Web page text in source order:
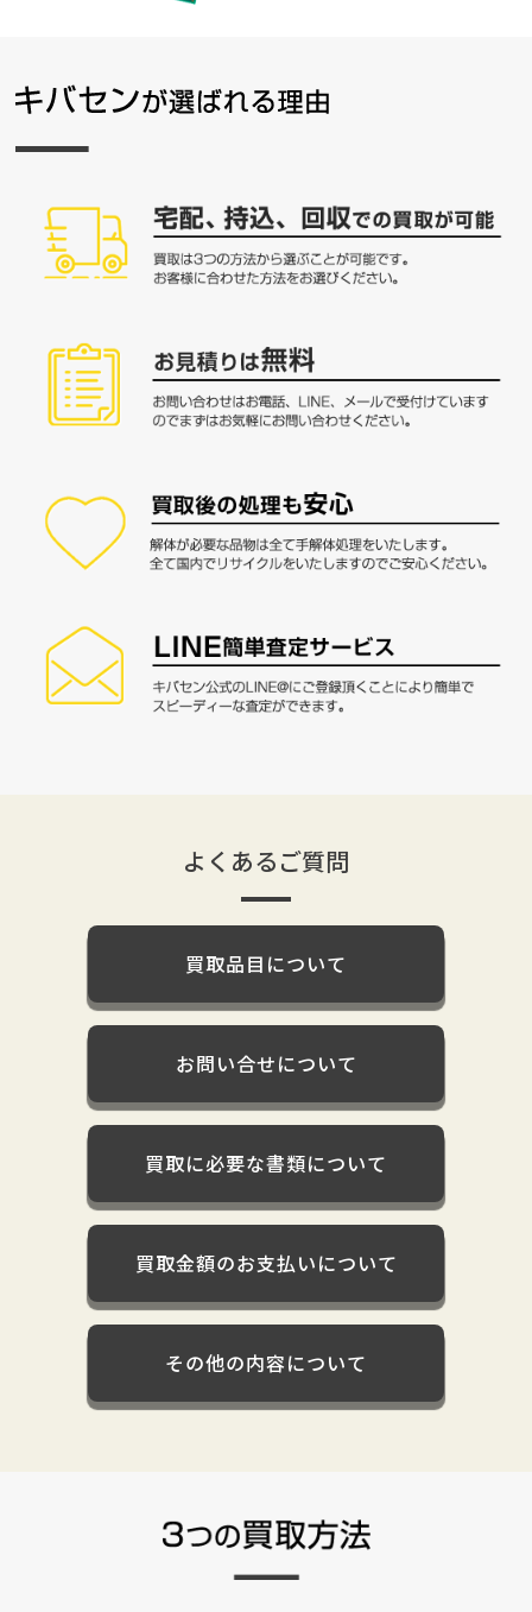
よくあるご質問
買取品目について
お問い合せについて
買取に必要な書類について
買取金額のお支払いについて
その他の内容について